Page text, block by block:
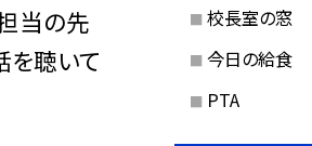
当の先
を聴いて
校長室の窓
今日の給食
PTA